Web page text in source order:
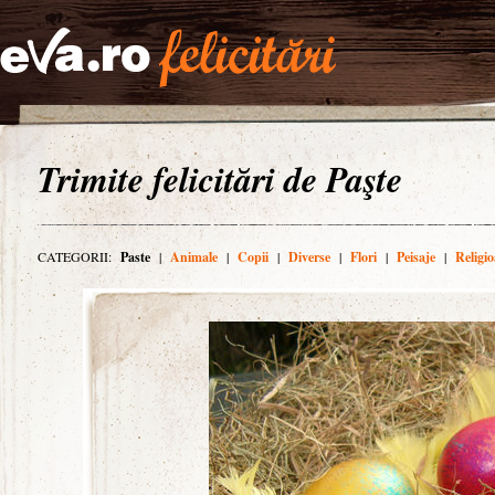
Trimite felicitări de Paşte
CATEGORII: Paste | Animale | Copii | Diverse | Flori | Peisaje |